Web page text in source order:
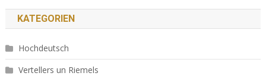
KATEGORIEN
Hochdeutsch
Vertellers un Riemels